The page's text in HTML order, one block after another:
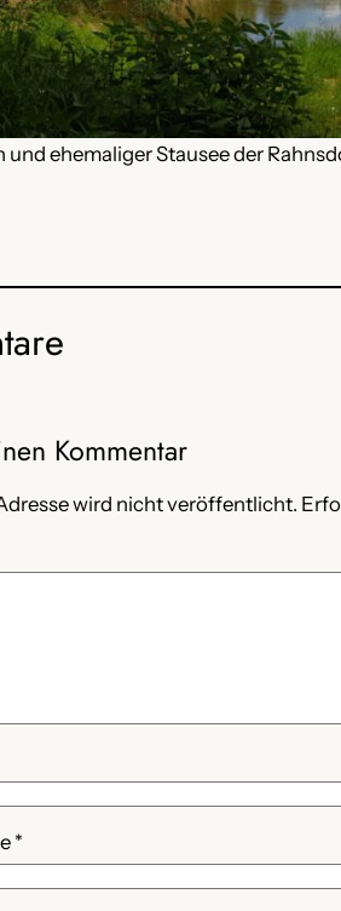
ehemaliger Stausee der
Kommentar
wird nicht veröffentlicht.
*